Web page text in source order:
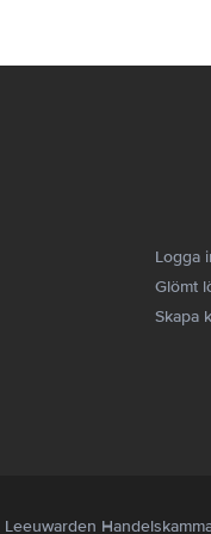
Logga
Glömt
Skapa